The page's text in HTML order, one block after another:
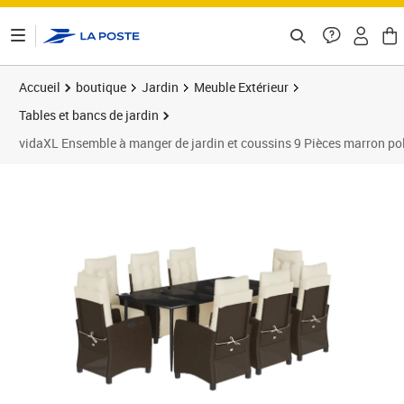
Accueil boutique Jardin
Meuble Extérieur
Tables et bancs de jardin
vidaXL Ensemble à manger de jardin et coussins 9 Pièces marron